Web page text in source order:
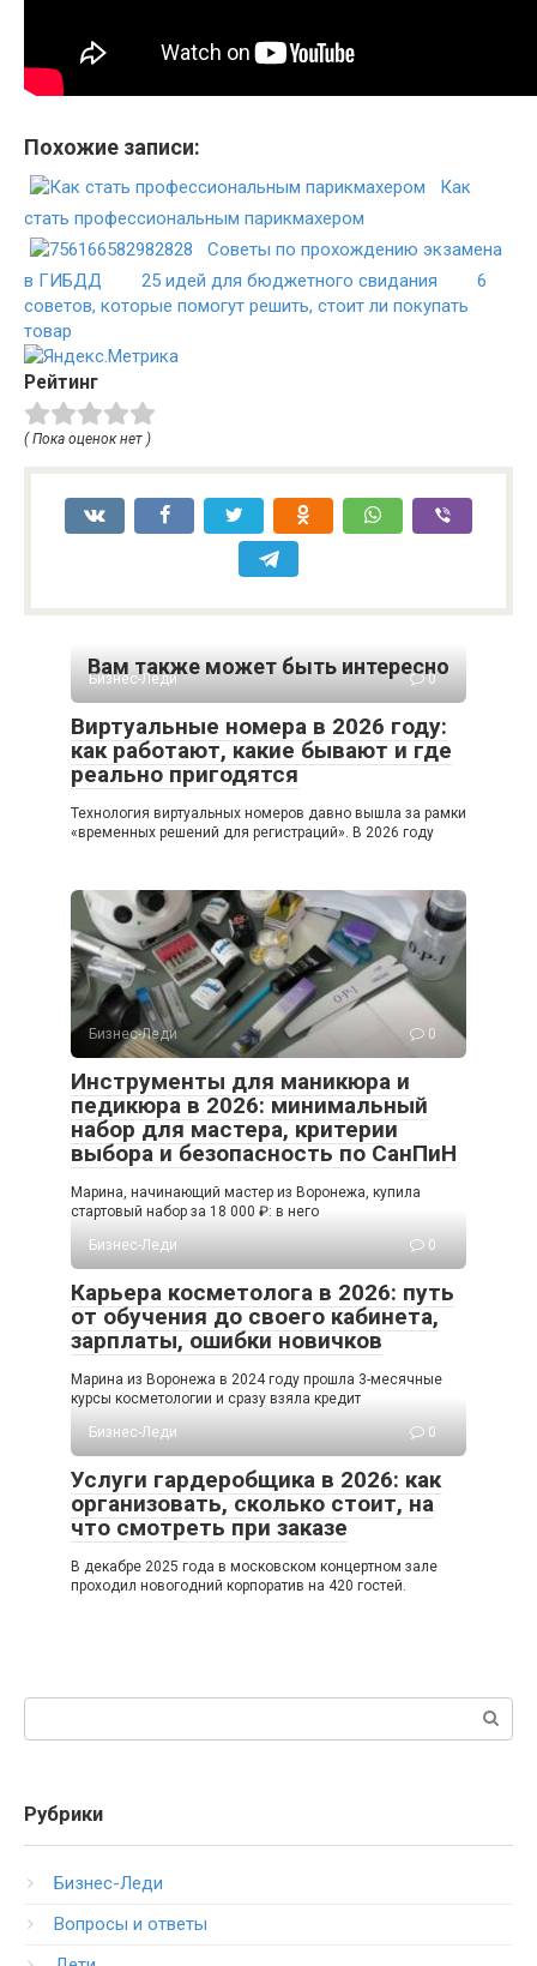
Похожие записи:
Как
стать профессиональным парикмахером
Советы по прохождению экзамена
в ГИБДД
25 идей для бюджетного свидания
6
советов, которые помогут решить, стоит ли покупать
товар
Рейтинг
( Пока оценок нет )
Вам также может быть интересно
Бизнес-Леди 0
Виртуальные номера в 2026 году:
как работают, какие бывают и где
реально пригодятся
Технология виртуальных номеров давно вышла за рамки
«временных решений для регистраций». В 2026 году
Бизнес-Леди 0
Инструменты для маникюра и
педикюра в 2026: минимальный
набор для мастера, критерии
выбора и безопасность по СанПиН
Марина, начинающий мастер из Воронежа, купила
стартовый набор за 18 000 ₽: в него
Бизнес-Леди
0
Карьера косметолога в 2026: путь
от обучения до своего кабинета,
зарплаты, ошибки новичков
Марина из Воронежа в 2024 году прошла 3-месячные
курсы косметологии и сразу взяла кредит
Бизнес-Леди
0
Услуги гардеробщика в 2026: как
организовать, сколько стоит, на
что смотреть при заказе
В декабре 2025 года в московском концертном зале
проходил новогодний корпоратив на 420 гостей.
Рубрики
Бизнес-Леди
Вопросы и ответы